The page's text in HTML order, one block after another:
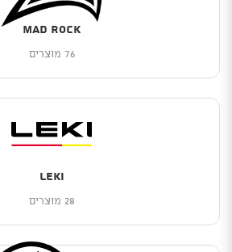
Mad Rock
76 מוצרים
Leki
28 מוצרים